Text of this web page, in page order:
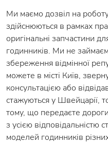
Ми маємо дозвіл на
здійснюються в рамках
оригінальні запчастини
годинників. Ми не
збереження відмінної
можете в місті Київ,
консультацією або
стажуються у Швейцарії,
тому, що передаєте
з усією відповідальністю
моделей годинників